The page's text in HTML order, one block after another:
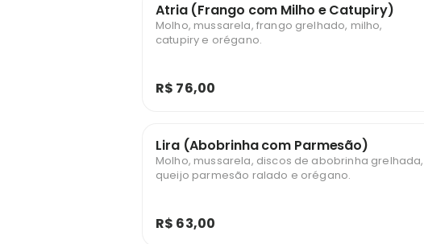
Atria (Frango com Milho e Catupiry)
Molho, mussarela, frango grelhado, milho,
catupiry e orégano.
R$ 76,00
Lira (Abobrinha com Parmesão)
Molho, mussarela, discos de abobrinha grelhada,
queijo parmesão ralado e orégano.
R$ 63,00